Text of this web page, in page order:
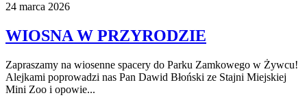
24 marca 2026
WIOSNA W PRZYRODZIE
Zapraszamy na wiosenne spacery do Parku Zamkowego w Żywcu!
Alejkami poprowadzi nas Pan Dawid Błoński ze Stajni Miejskiej
Mini Zoo i opowie...